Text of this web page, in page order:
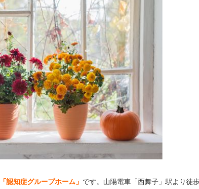
「認知症グループホーム」 です。山陽電車「西舞子」駅より徒